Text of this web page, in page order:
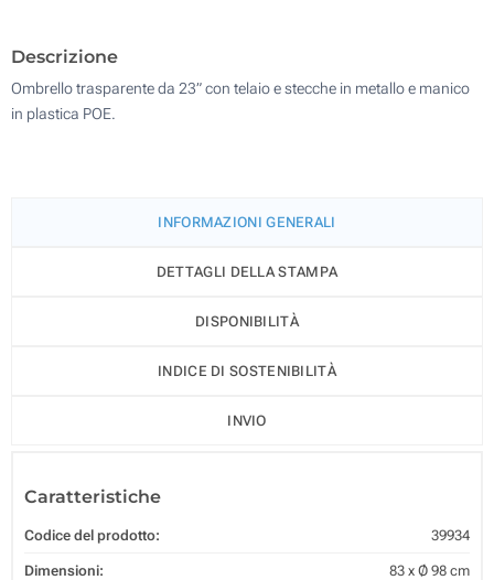
Descrizione
Ombrello trasparente da 23” con telaio e stecche in metallo e manico
in plastica POE.
INFORMAZIONI GENERALI
DETTAGLI DELLA STAMPA
DISPONIBILITÀ
INDICE DI SOSTENIBILITÀ
INVIO
Caratteristiche
Codice del prodotto: 39934
Dimensioni: 83 x Ø 98 cm